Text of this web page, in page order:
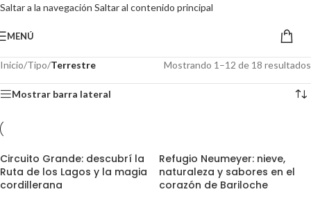
Saltar a la navegación Saltar al contenido principal
MENÚ
Inicio/Tipo/Terrestre Mostrando 1–12 de 18 resultados
Mostrar barra lateral
Circuito Grande: descubrí la
Ruta de los Lagos y la magia
cordillerana
Refugio Neumeyer: nieve,
naturaleza y sabores en el
corazón de Bariloche